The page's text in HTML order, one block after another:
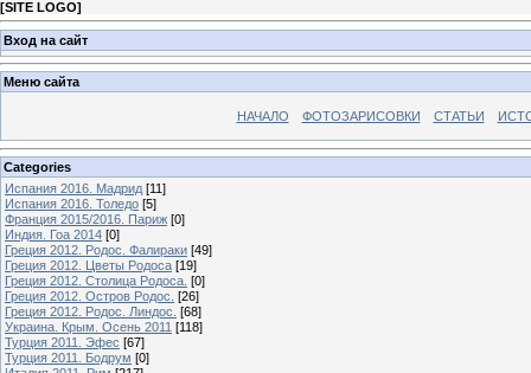
[SITE LOGO]
Вход на сайт
Меню сайта
НАЧАЛО ФОТОЗАРИСОВКИ СТАТЬИ
Categories
Испания 2016. Мадрид [11]
Испания 2016. Толедо [5]
Франция 2015/2016. Париж [0]
Индия. Гоа 2014 [0]
Греция 2012. Родос. Фалираки [49]
Греция 2012. Цветы Родоса [19]
Греция 2012. Столица Родоса. [0]
Греция 2012. Остров Родос. [26]
Греция 2012. Родос. Линдос. [68]
Украина. Крым. Осень 2011 [118]
Турция 2011. Эфес [67]
Турция 2011. Бодрум [0]